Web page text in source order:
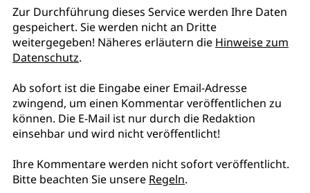
Zur Durchführung dieses Service werden Ihre Daten
gespeichert. Sie werden nicht an Dritte
weitergegeben! Näheres erläutern die Hinweise zum
Datenschutz.
Ab sofort ist die Eingabe einer Email-Adresse
zwingend, um einen Kommentar veröffentlichen zu
können. Die E-Mail ist nur durch die Redaktion
einsehbar und wird nicht veröffentlicht!
Ihre Kommentare werden nicht sofort veröffentlicht.
Bitte beachten Sie unsere Regeln.